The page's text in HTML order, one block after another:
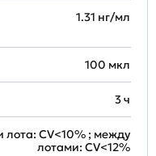
1.31 нг/мл
100 мкл
3 ч
лота: CV<10% ; между
лотами: CV<12%